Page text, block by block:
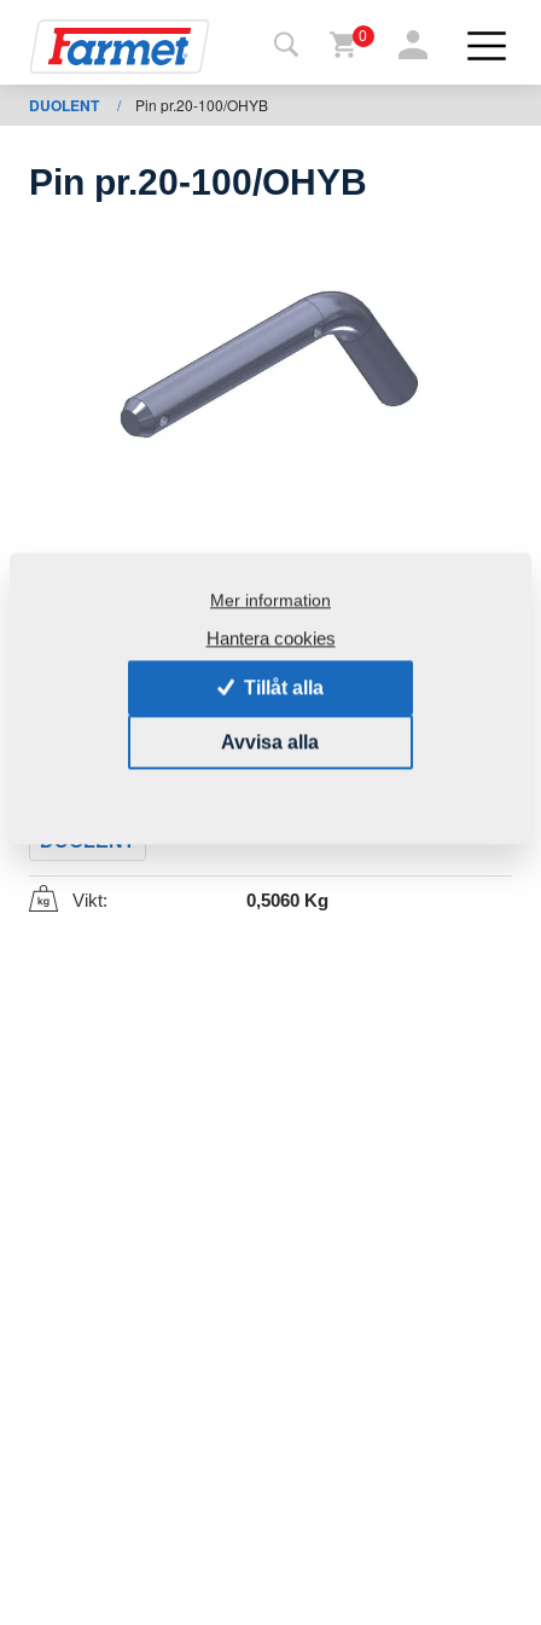
Farmet
nedladdning
0
DUOLENT / Pin pr.20-100/OHYB
Pin pr.20-100/OHYB
Produktkod: 4003619
Den här komponenten är brukbar även för följande
DUOLENT
Vikt: 0,5060 Kg
Mer information
Hantera cookies
Tillåt alla
Avvisa alla